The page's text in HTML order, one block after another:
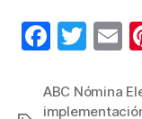
F
c
T
tt
E
ABC Nómina